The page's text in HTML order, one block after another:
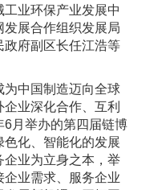
业环保产业发展中
发展合作组织发展局
政府副区长任江浩等
中国制造迈向全球
业深化合作、互利
6月举办的第四届链博
化、智能化的发展
企业为立身之本，举
业需求、服务企业